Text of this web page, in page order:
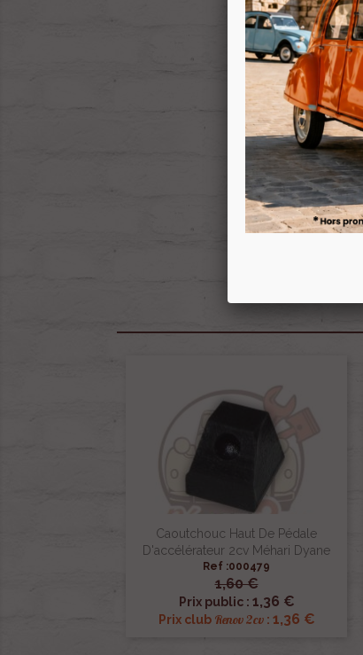
Caoutchouc Haut De Pédale
D'accélérateur 2cv Méhari Dyane
Ref :000479
1,60 €
Prix public : 1,36 €
Prix club Renov 2cv: 1,36 €
 Aperçu rapide